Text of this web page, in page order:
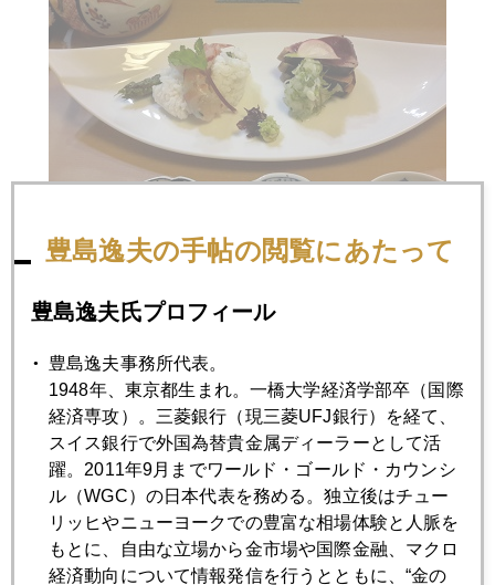
2017年
1月 2月 3月
7月 9月 10月 11月 12月
2017年05月31日
ほくそ笑む中国とロシア
豊島逸夫の手帖の閲覧にあたって
豊島逸夫氏プロフィール
豊島逸夫事務所代表。
1948年、東京都生まれ。一橋大学経済学部卒（国際
経済専攻）。三菱銀行（現三菱UFJ銀行）を経て、
スイス銀行で外国為替貴金属ディーラーとして活
躍。2011年9月までワールド・ゴールド・カウンシ
ル（WGC）の日本代表を務める。独立後はチュー
リッヒやニューヨークでの豊富な相場体験と人脈を
もとに、自由な立場から金市場や国際金融、マクロ
経済動向について情報発信を行うとともに、“金の